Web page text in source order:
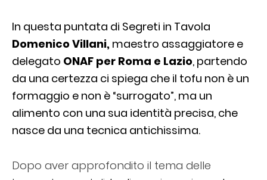
In questa puntata di Segreti in Tavola
Domenico Villani, maestro assaggiatore e
delegato ONAF per Roma e Lazio, partendo
da una certezza ci spiega che il tofu non è un
formaggio e non è “surrogato”, ma un
alimento con una sua identità precisa, che
nasce da una tecnica antichissima.
Dopo aver approfondito il tema delle